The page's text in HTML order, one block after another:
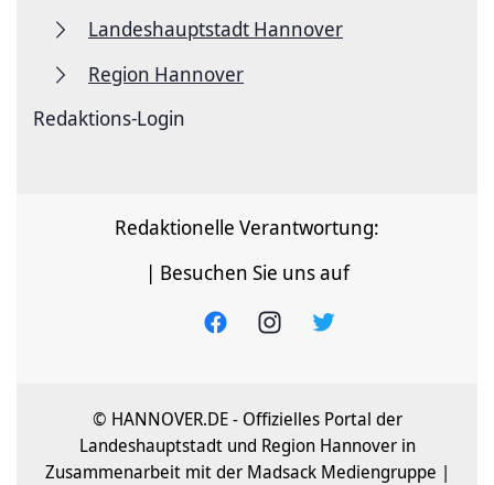
Landeshauptstadt Hannover
Region Hannover
Redaktions-Login
Redaktionelle Verantwortung:
| Besuchen Sie uns auf
© HANNOVER.DE - Offizielles Portal der
Landeshauptstadt und Region Hannover in
Zusammenarbeit mit der Madsack Mediengruppe |